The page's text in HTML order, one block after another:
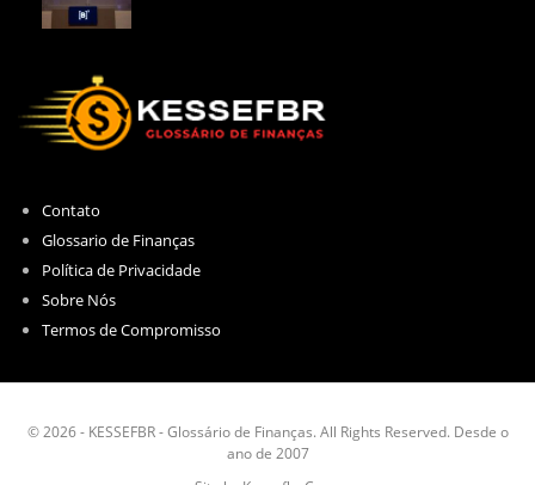
Contato
Glossario de Finanças
Política de Privacidade
Sobre Nós
Termos de Compromisso
© 2026 - KESSEFBR - Glossário de Finanças. All Rights Reserved. Desde o
ano de 2007